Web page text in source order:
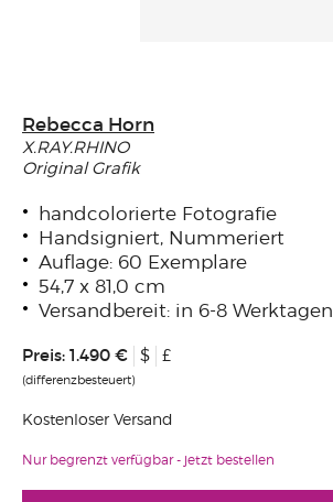
Rebecca Horn
X.RAY.RHINO
Original Grafik
handcolorierte Fotografie
Handsigniert, Nummeriert
Auflage: 60 Exemplare
54,7 x 81,0 cm
Versandbereit: in 6-8 Werktagen
Preis: 1.490 € $ £
(differenzbesteuert)
Kostenloser Versand
Nur begrenzt verfügbar - jetzt bestellen